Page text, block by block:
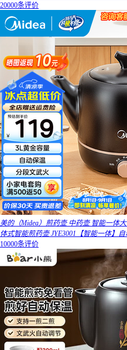
20000条评价
美的（Midea）煎药壶 中药壶 智能一体
体式智能煎药壶 JYE3001【智能一体】
10000条评价